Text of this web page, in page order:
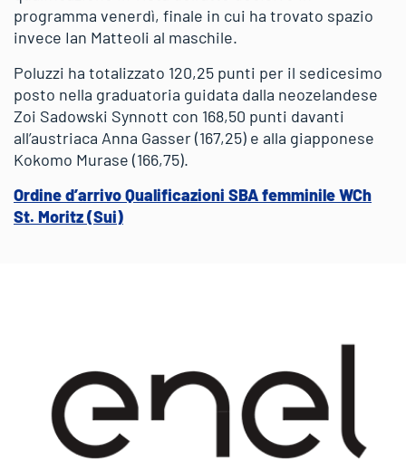
programma venerdì, finale in cui ha trovato spazio
invece Ian Matteoli al maschile.
Poluzzi ha totalizzato 120,25 punti per il sedicesimo
posto nella graduatoria guidata dalla neozelandese
Zoi Sadowski Synnott con 168,50 punti davanti
all’austriaca Anna Gasser (167,25) e alla giapponese
Kokomo Murase (166,75).
Ordine d’arrivo Qualificazioni SBA femminile WCh
St. Moritz (Sui)